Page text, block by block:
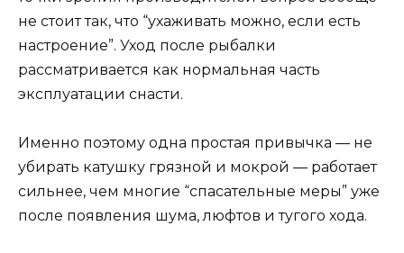
не стоит так, что “ухаживать можно, если есть
настроение”. Уход после рыбалки
рассматривается как нормальная часть
эксплуатации снасти.
Именно поэтому одна простая привычка — не
убирать катушку грязной и мокрой — работает
сильнее, чем многие “спасательные меры” уже
после появления шума, люфтов и тугого хода.